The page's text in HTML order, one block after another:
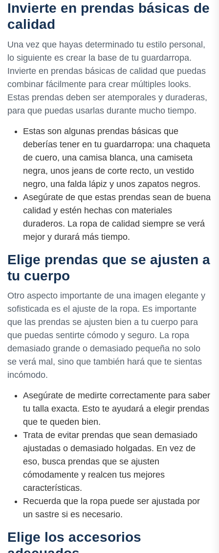
Invierte en prendas básicas de
calidad
Una vez que hayas determinado tu estilo personal,
lo siguiente es crear la base de tu guardarropa.
Invierte en prendas básicas de calidad que puedas
combinar fácilmente para crear múltiples looks.
Estas prendas deben ser atemporales y duraderas,
para que puedas usarlas durante mucho tiempo.
Estas son algunas prendas básicas que
deberías tener en tu guardarropa: una chaqueta
de cuero, una camisa blanca, una camiseta
negra, unos jeans de corte recto, un vestido
negro, una falda lápiz y unos zapatos negros.
Asegúrate de que estas prendas sean de buena
calidad y estén hechas con materiales
duraderos. La ropa de calidad siempre se verá
mejor y durará más tiempo.
Elige prendas que se ajusten a
tu cuerpo
Otro aspecto importante de una imagen elegante y
sofisticada es el ajuste de la ropa. Es importante
que las prendas se ajusten bien a tu cuerpo para
que puedas sentirte cómodo y seguro. La ropa
demasiado grande o demasiado pequeña no solo
se verá mal, sino que también hará que te sientas
incómodo.
Asegúrate de medirte correctamente para saber
tu talla exacta. Esto te ayudará a elegir prendas
que te queden bien.
Trata de evitar prendas que sean demasiado
ajustadas o demasiado holgadas. En vez de
eso, busca prendas que se ajusten
cómodamente y realcen tus mejores
características.
Recuerda que la ropa puede ser ajustada por
un sastre si es necesario.
Elige los accesorios